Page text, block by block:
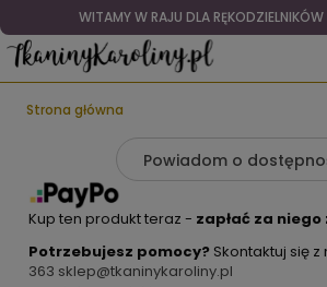
WITAMY W RAJU DLA
Strona główna
Powiadom o
Kup ten produkt teraz - zapłać za niego
Potrzebujesz pomocy? Skontaktuj się z
363 sklep@tkaninykaroliny.pl